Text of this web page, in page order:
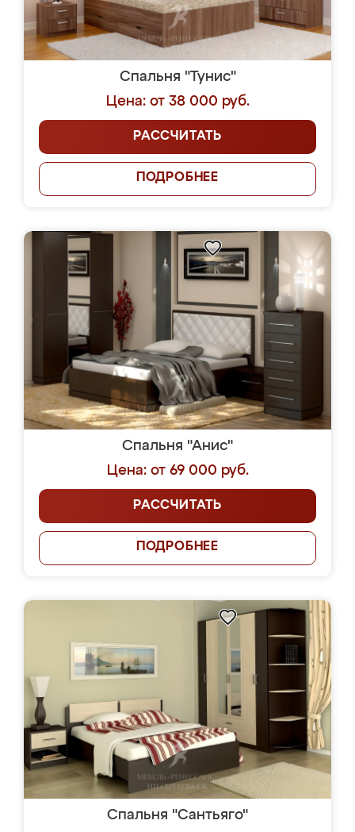
Спальня "Тунис"
Цена: от 38 000 руб.
РАССЧИТАТЬ
ПОДРОБНЕЕ
Спальня "Анис"
Цена: от 69 000 руб.
РАССЧИТАТЬ
ПОДРОБНЕЕ
Спальня "Сантьяго"